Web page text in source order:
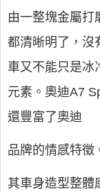
由一整塊金屬打
都清晰明了，沒
車又不能只是冰
元素。奧迪A7
還豐富了奧迪
品牌的情感特徵
其車身造型整體